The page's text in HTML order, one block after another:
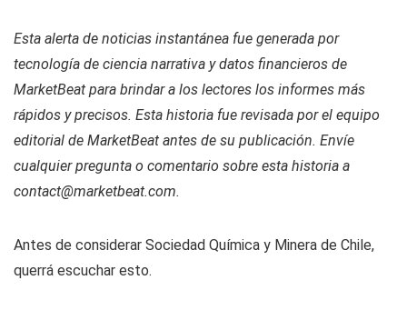
Esta alerta de noticias instantánea fue generada por
tecnología de ciencia narrativa y datos financieros de
MarketBeat para brindar a los lectores los informes más
rápidos y precisos. Esta historia fue revisada por el equipo
editorial de MarketBeat antes de su publicación. Envíe
cualquier pregunta o comentario sobre esta historia a
contact@marketbeat.com.
Antes de considerar Sociedad Química y Minera de Chile,
querrá escuchar esto.